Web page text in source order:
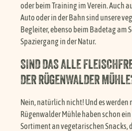
oder beim Training im Verein. Auch
Auto oder in der Bahn sind unsere
Begleiter, ebenso beim Badetag am
Spaziergang in der Natur.
SIND DAS ALLE
DER RÜGENWALDER
Nein, natürlich nicht! Und es werden
Rügenwalder Mühle haben schon
Sortiment an vegetarischen Snacks,